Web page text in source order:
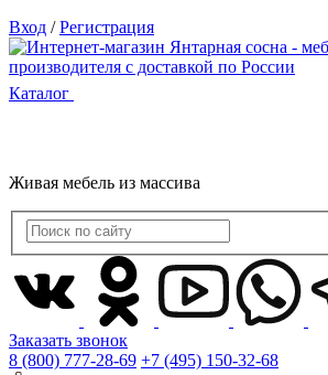
Вход / Регистрация
Каталог
Живая мебель из массива
Заказать звонок
8 (800) 777-28-69 +7 (495) 150-32-68